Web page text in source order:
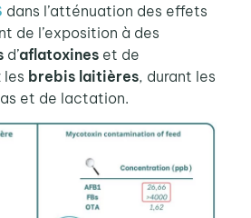
dans l’atténuation des effets
de l’exposition à des
d’aflatoxineset de
brebis laitières, durant les
et de lactation.